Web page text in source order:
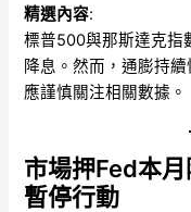
精選內容:
標普500與那斯達克指
降息。然而，通膨持
應謹慎關注相關數據。
市場押Fed本
暫停行動